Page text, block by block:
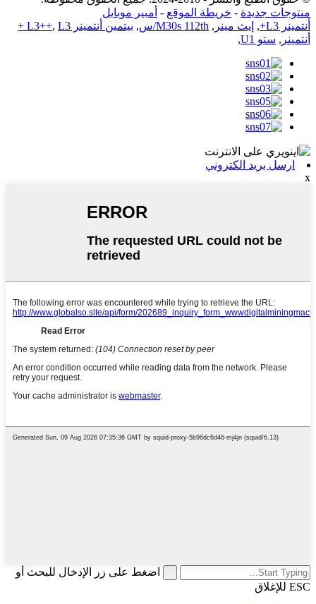
منتوجات جديدة - خريطة الموقع - أمبير موبايل
أنتمينر L3+
, إيث مينر , M30s 112th/س , بيتمين أنتمينر L3++ ,
L3 +
أنتمينر , ستو U1 ,
ارسل بريد الكتروني
x
اضغط على زر الإدخال للبحث أو
ESC للإغلاق